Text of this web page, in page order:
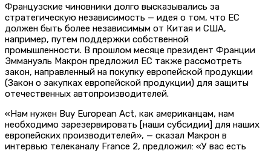
Французские чиновники долго высказывались за
стратегическую независимость — идея о том, что ЕС
должен быть более независимым от Китая и США,
например, путем поддержки собственной
промышленности. В прошлом месяце президент Франции
Эммануэль Макрон предложил ЕС также рассмотреть
закон, направленный на покупку европейской продукции
(Закон о закупках европейской продукции) для защиты
отечественных автопроизводителей.
«Нам нужен Buy European Act, как американцам, нам
необходимо зарезервировать [наши субсидии] для наших
европейских производителей», — сказал Макрон в
интервью телеканалу France 2, предложил: «У вас есть